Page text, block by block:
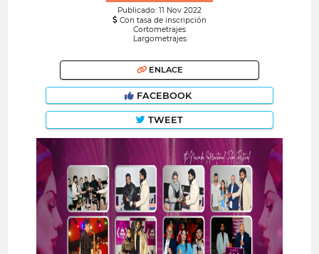
Publicado: 11 Nov 2022
Con tasa de inscripción
Cortometrajes
Largometrajes
ENLACE
FACEBOOK
TWEET